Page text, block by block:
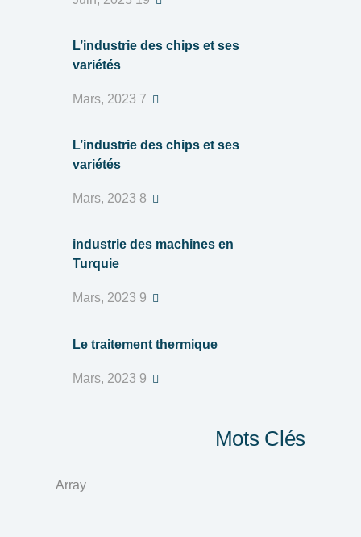
L’industrie des chips et ses
variétés
L’industrie des chips et ses
variétés
industrie des machines en
Turquie
Le traitement thermique
Mots Clés
Array